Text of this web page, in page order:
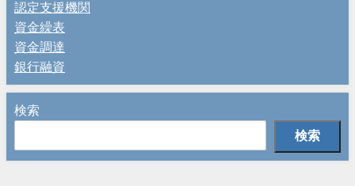
認定支援機関
資金繰表
資金調達
銀行融資
検索
検索